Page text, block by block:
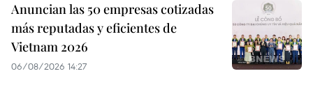
Anuncian las 50 empresas cotizadas
más reputadas y eficientes de
Vietnam 2026
06/08/2026 14:27